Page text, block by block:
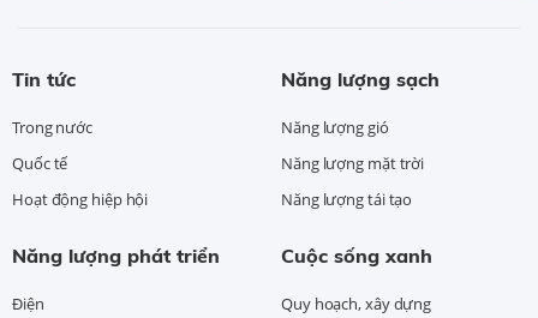
Tin tức
Trong nước
Quốc tế
Hoạt động hiệp hội
Năng lượng sạch
Năng lượng gió
Năng lượng mặt trời
Năng lượng tái tạo
Năng lượng phát triển
Điện
Cuộc sống xanh
Quy hoạch, xây dựng